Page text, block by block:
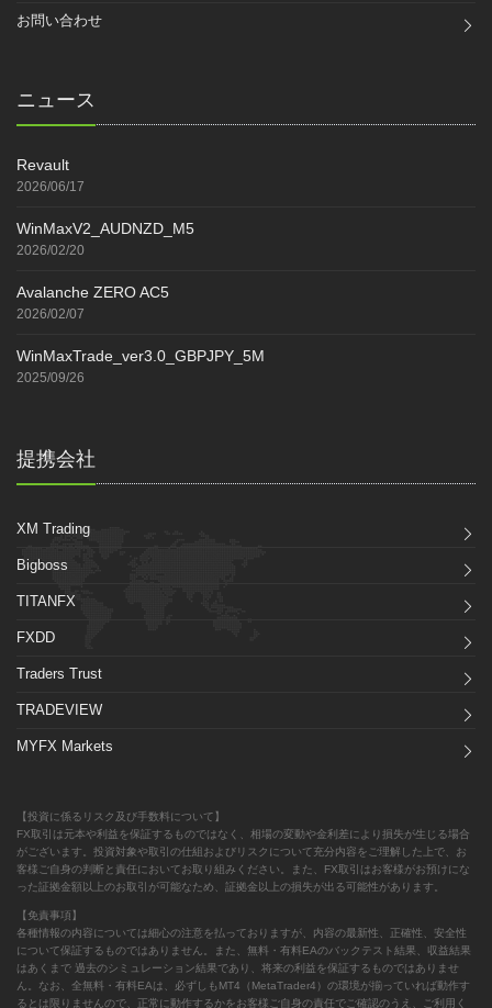
お問い合わせ
ニュース
Revault
2026/06/17
WinMaxV2_AUDNZD_M5
2026/02/20
Avalanche ZERO AC5
2026/02/07
WinMaxTrade_ver3.0_GBPJPY_5M
2025/09/26
提携会社
XM Trading
Bigboss
TITANFX
FXDD
Traders Trust
TRADEVIEW
MYFX Markets
【投資に係るリスク及び手数料について】
FX取引は元本や利益を保証するものではなく、相場の変動や金利差により損失が生じる場合
がございます。投資対象や取引の仕組およびリスクについて充分内容をご理解した上で、お
客様ご自身の判断と責任においてお取り組みください。また、FX取引はお客様がお預けにな
った証拠金額以上のお取引が可能なため、証拠金以上の損失が出る可能性があります。
【免責事項】
各種情報の内容については細心の注意を払っておりますが、内容の最新性、正確性、安全性
について保証するものではありません。また、無料・有料EAのバックテスト結果、収益結果
はあくまで 過去のシミュレーション結果であり、将来の利益を保証するものではありませ
ん。なお、全無料・有料EAは、必ずしもMT4（MetaTrader4）の環境が揃っていれば動作す
るとは限りませんので、正常に動作するかをお客様ご自身の責任でご確認のうえ、ご利用く